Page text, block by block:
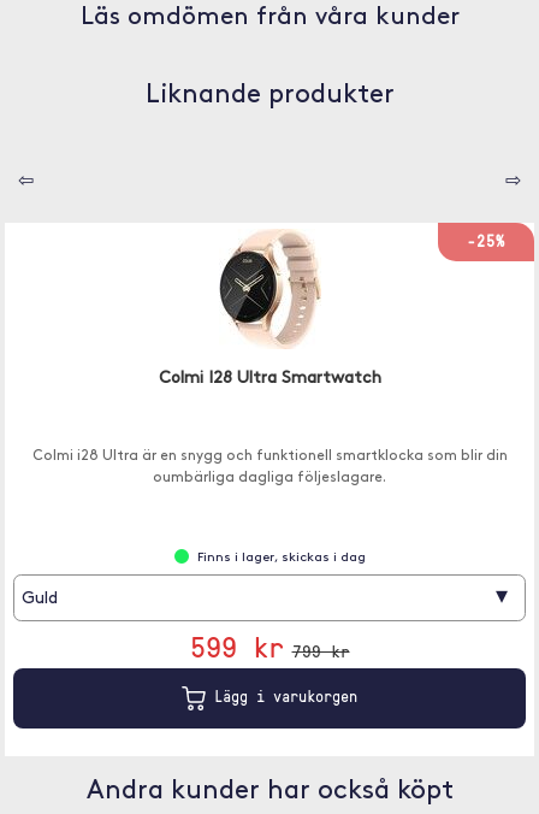
Läs omdömen från våra kunder
Liknande produkter
⇦ ⇨
-25%
Colmi I28 Ultra Smartwatch
Colmi i28 Ultra är en snygg och funktionell smartklocka som blir din
oumbärliga dagliga följeslagare.
Finns i lager, skickas i dag
Guld ▾
599 kr 799 kr
Lägg i varukorgen
Andra kunder har också köpt